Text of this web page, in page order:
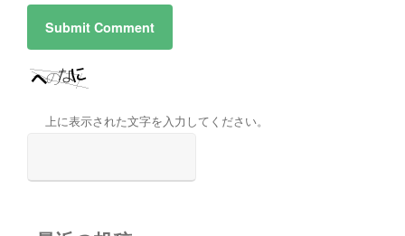
上に表示された文字を入力してください。